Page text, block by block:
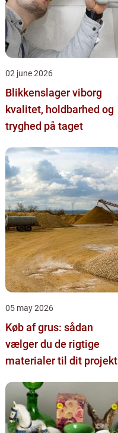
02 june 2026
Blikkenslager viborg
kvalitet, holdbarhed og
tryghed på taget
05 may 2026
Køb af grus: sådan
vælger du de rigtige
materialer til dit projekt